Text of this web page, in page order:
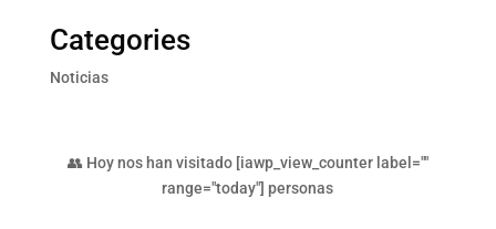
Categories
Noticias
👥 Hoy nos han visitado [iawp_view_counter label=""
range="today"] personas